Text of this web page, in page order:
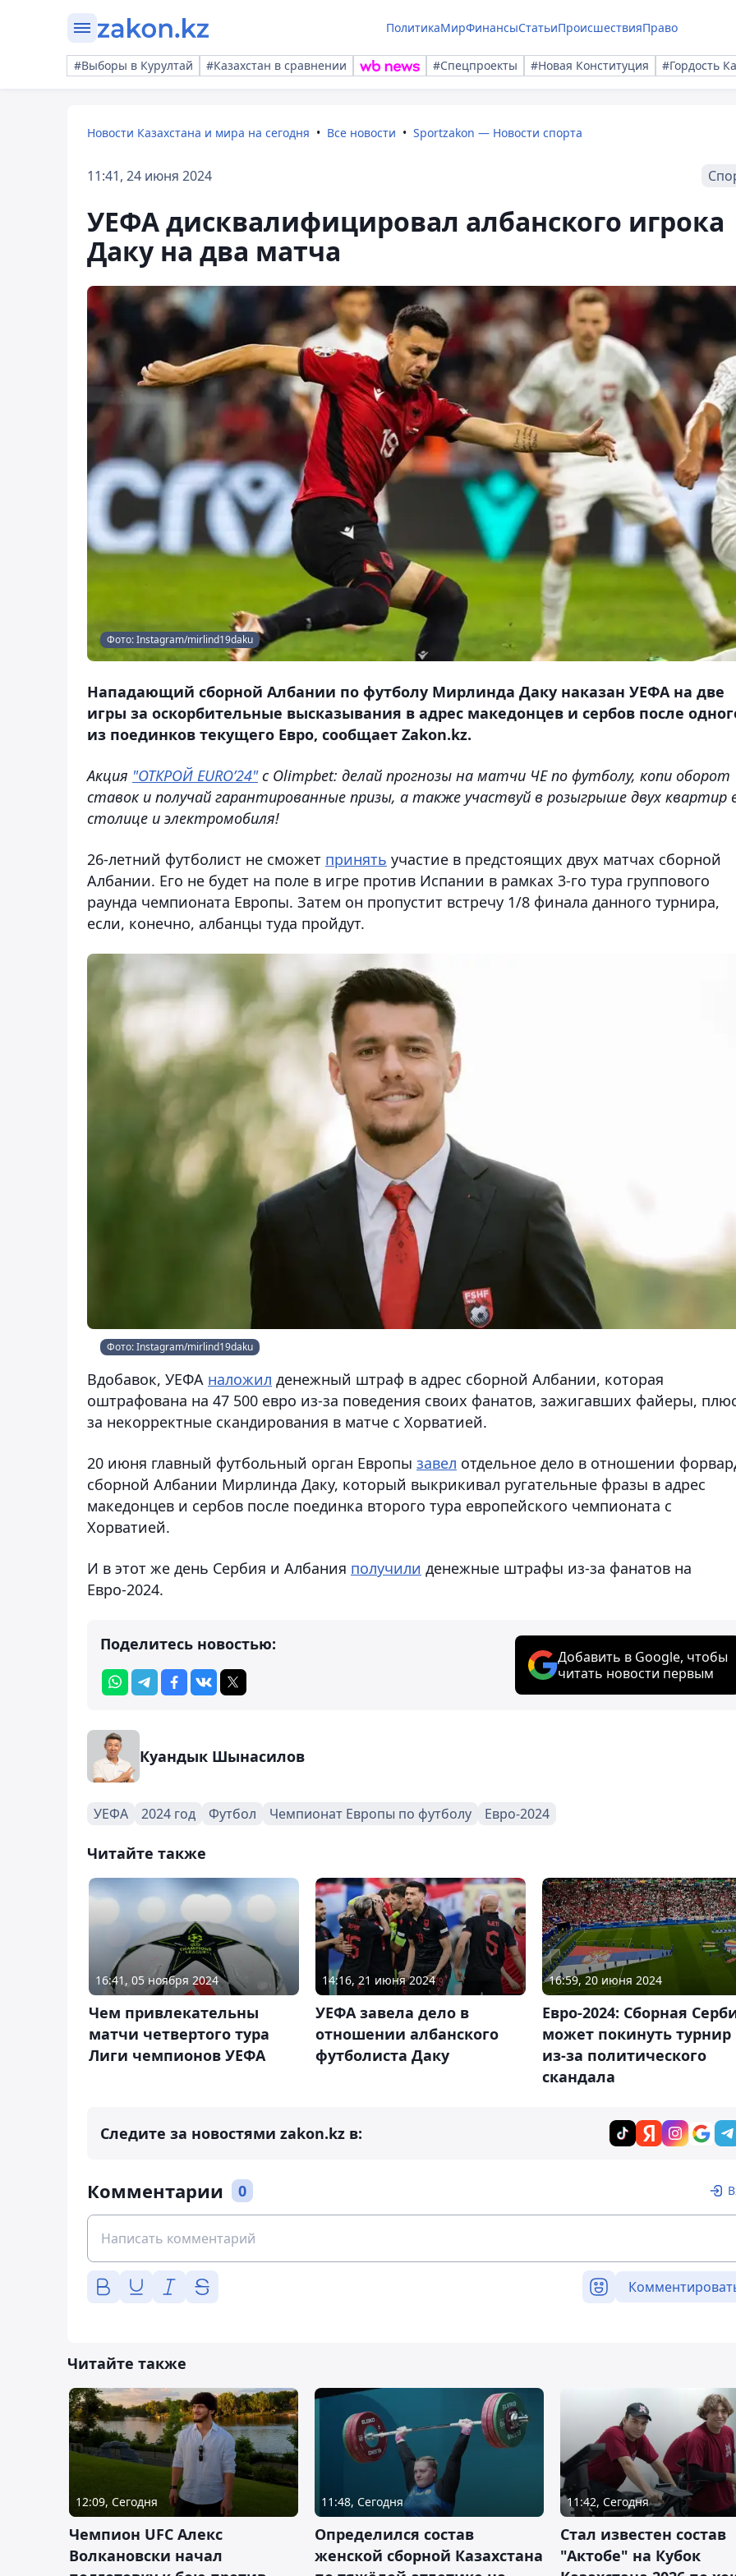
ПолитикаМирФинансыСтатьиПроисшествияПраво
#Выборы в Курултай #Казахстан в сравнении #Спецпроекты #Новая Конституция #Гордость
Новости Казахстана и мира на сегодня Все новости Sportzakon — Новости спорта
11:41, 24 июня 2024
УЕФА дисквалифицировал албанского игрока
Даку на два матча
Фото: Instagram/mirlind19daku
Нападающий сборной Албании по футболу Мирлинда Даку наказан УЕФА на две
игры за оскорбительные высказывания в адрес македонцев и сербов после
из поединков текущего Евро, сообщает Zakon.kz.
Акция "ОТКРОЙ EURO’24"с Olimpbet: делай прогнозы на матчи ЧЕ по футболу, копи оборот
ставок и получай гарантированные призы, а также участвуй в розыгрыше двух квартир
столице и электромобиля!
26-летний футболист не сможет принять участие в предстоящих двух матчах сборной
Албании. Его не будет на поле в игре против Испании в рамках 3-го тура группового
раунда чемпионата Европы. Затем он пропустит встречу 1/8 финала данного турнира,
если, конечно, албанцы туда пройдут.
Фото: Instagram/mirlind19daku
Вдобавок, УЕФА наложил денежный штраф в адрес сборной Албании, которая
оштрафована на 47 500 евро из-за поведения своих фанатов, зажигавших файеры,
за некорректные скандирования в матче с Хорватией.
20 июня главный футбольный орган Европы завел отдельное дело в отношении
сборной Албании Мирлинда Даку, который выкрикивал ругательные фразы в адрес
македонцев и сербов после поединка второго тура европейского чемпионата с
Хорватией.
И в этот же день Сербия и Албания получили денежные штрафы из-за фанатов на
Евро-2024.
Поделитесь новостью:
Добавить в Google, чтобы
читать новости первым
Куандык Шынасилов
УЕФА 2024 год Футбол Чемпионат Европы по футболу Евро-2024
Читайте также
16:41, 05 ноября 2024
Чем привлекательны
матчи четвертого тура
Лиги чемпионов УЕФА
14:16, 21 июня 2024
УЕФА завела дело в
отношении албанского
футболиста Даку
16:59, 20 июня 2024
Евро-2024: Сборная
может покинуть турнир
из-за политического
скандала
Следите за новостями zakon.kz в:
Комментарии 0
Читайте также
12:09, Сегодня
Чемпион UFC Алекс
Волкановски начал
11:48, Сегодня
Определился состав
женской сборной Казахстана
11:42, Сегодня
Стал известен состав
"Актобе" на Кубок